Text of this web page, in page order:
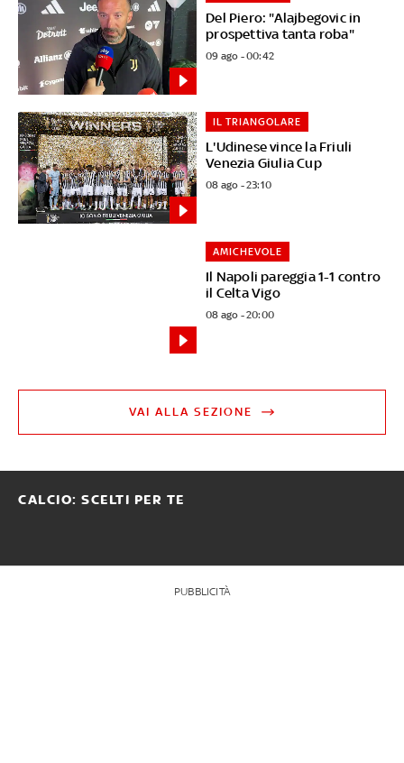
Del Piero: "Alajbegovic in
prospettiva tanta roba"
09 ago - 00:42
L'Udinese vince la Friuli
Venezia Giulia Cup
IL TRIANGOLARE
08 ago - 23:10
Il Napoli pareggia 1-1 contro
il Celta Vigo
AMICHEVOLE
08 ago - 20:00
VAI ALLA SEZIONE
CALCIO: SCELTI PER TE
PUBBLICITÀ